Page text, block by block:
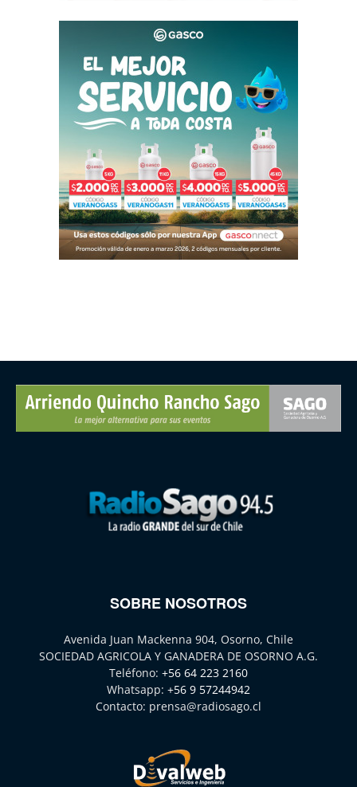
SOBRE NOSOTROS
Avenida Juan Mackenna 904, Osorno, Chile
SOCIEDAD AGRICOLA Y GANADERA DE OSORNO A.G.
Teléfono: +56 64 223 2160
Whatsapp: +56 9 57244942
Contacto: prensa@radiosago.cl